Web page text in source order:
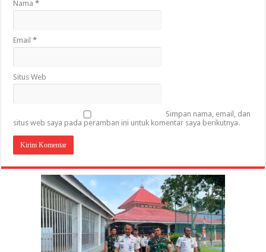
Nama*
Email*
Situs Web
Simpan nama, email, dan
situs web saya pada peramban ini untuk komentar saya berikutnya.